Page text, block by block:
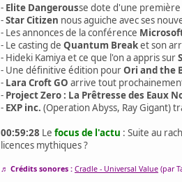
- Elite Dangerousse dote d'une
-Star Citizen nous aguiche avec ses
- Les annonces de la conférence
- Le casting de Quantum Breaket son
- Hideki Kamiya et ce que l'on a appris sur
- Une définitive édition pourOri and the
- Lara Croft GO arrive tout
- Project Zero : La Prêtresse des Eaux
- EXP inc. (Operation Abyss, Ray Gigant)
00:59:28 Le focus de l'actu : Suite au
licences mythiques ?
♬ Crédits sonores : Cradle - Universal Value (par